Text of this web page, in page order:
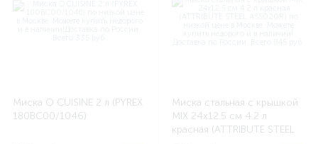
Миска O CUISINE 2 л (PYREX
180BC00/1046)
Миска стальная с крышкой
MIX 24x12.5 см 4.2 л
красная (ATTRIBUTE STEEL